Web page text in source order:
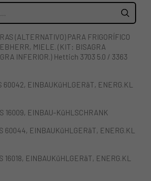
(ALTERNATIVO) PARA FRIGORÍFICO
MIELE. (KIT: BISAGRA
INFERIOR.) Hettich 3703 5.0 / 3363
60042, EINBAUKüHLGERäT, ENERG.KL
16009, EINBAU-KüHLSCHRANK
60044, EINBAUKüHLGERäT, ENERG.KL
16018, EINBAUKüHLGERäT, ENERG.KL